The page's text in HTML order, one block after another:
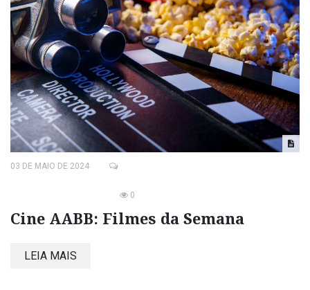
03 DE MAIO DE 2024
0
Cine AABB: Filmes da Semana
LEIA MAIS